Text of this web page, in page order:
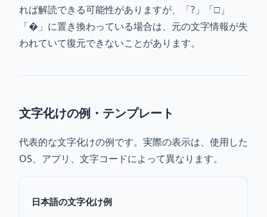
れば解読できる可能性がありますが、「?」「□」
「�」に置き換わっている場合は、元の文字情報が失
われていて復元できないことがあります。
文字化けの例・テンプレート
代表的な文字化けの例です。実際の表示は、使用した
OS、アプリ、文字コードによって異なります。
日本語の文字化け例